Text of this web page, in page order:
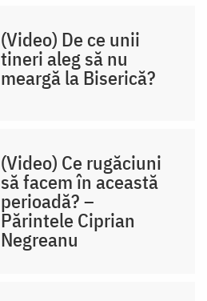
(Video) De ce unii
tineri aleg să nu
meargă la Biserică?
(Video) Ce rugăciuni
să facem în această
perioadă? –
Părintele Ciprian
Negreanu